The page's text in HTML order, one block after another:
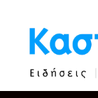
περιεχόμενο